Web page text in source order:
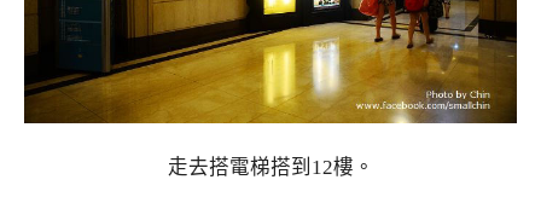
走去搭電梯搭到12樓。